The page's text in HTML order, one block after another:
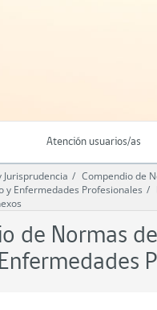
Atención usuarios/as
Compendio de
y Enfermedades Profesionales
de Normas